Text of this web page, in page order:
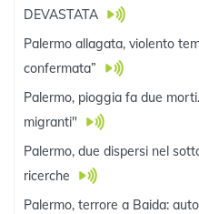
DEVASTATA
Palermo allagata, violento
confermata”
Palermo, pioggia fa due
migranti"
Palermo, due dispersi nel
ricerche
Palermo, terrore a Baida: